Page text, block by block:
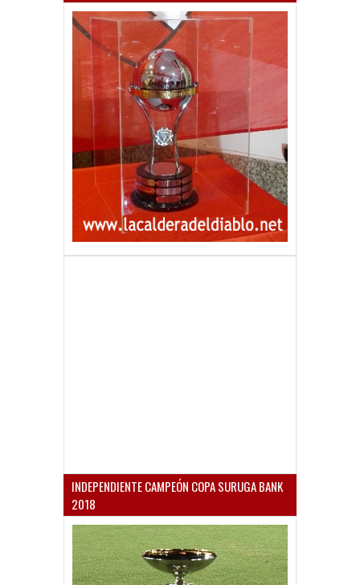
INDEPENDIENTE CAMPEÓN COPA SURUGA BANK
2018